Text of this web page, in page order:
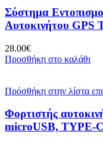
Σύστημα
Αυτοκινήτου GPS
28.00€
Προσθήκη στο καλάθι
Πρόσθήκη στην λίστα
Φορτιστής
microUSB, TYPE-